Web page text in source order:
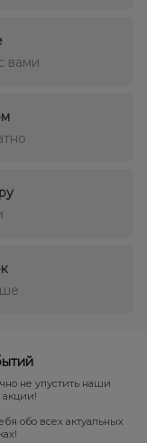
вами
не упустить наши
обо всех актуальных